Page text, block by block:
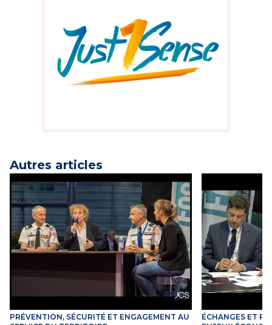
Autres articles
PRÉVENTION, SÉCURITÉ ET ENGAGEMENT AU
ÉCHANGES ET